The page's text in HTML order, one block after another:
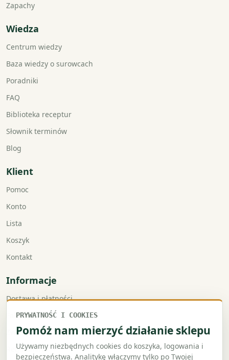
Zapachy
Wiedza
Centrum wiedzy
Baza wiedzy o surowcach
Poradniki
FAQ
Biblioteka receptur
Słownik terminów
Blog
Klient
Pomoc
Konto
Lista
Koszyk
Kontakt
Informacje
Dostawa i płatności
Faktury VAT
Zwroty i reklamacje
Regulamin
PRYWATNOŚĆ I COOKIES
Pomóż nam mierzyć działanie sklepu
Używamy niezbędnych cookies do koszyka, logowania i
bezpieczeństwa. Analitykę włączymy tylko po Twojej